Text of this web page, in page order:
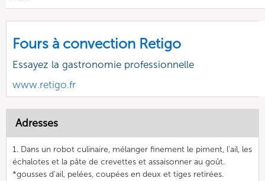
Fours à convection Retigo
Essayez la gastronomie professionnelle
www.retigo.fr
Adresses
1. Dans un robot culinaire, mélanger finement le piment, l'ail, les
échalotes et la pâte de crevettes et assaisonner au goût.
*gousses d'ail, pelées, coupées en deux et tiges retirées.